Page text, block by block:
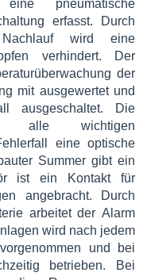
pneumatische
erfasst. Durch
wird eine
verhindert. Der
der
mit ausgewertet und
ausgeschaltet. Die
alle wichtigen
eine optische
Summer gibt ein
ist ein Kontakt für
angebracht. Durch
arbeitet der Alarm
wird nach jedem
und bei
betrieben. Bei